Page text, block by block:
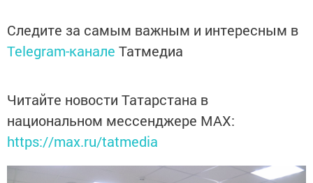
Следите за самым важным и интересным в
Telegram-канале Татмедиа
Читайте новости Татарстана в
национальном мессенджере MАХ:
https://max.ru/tatmedia